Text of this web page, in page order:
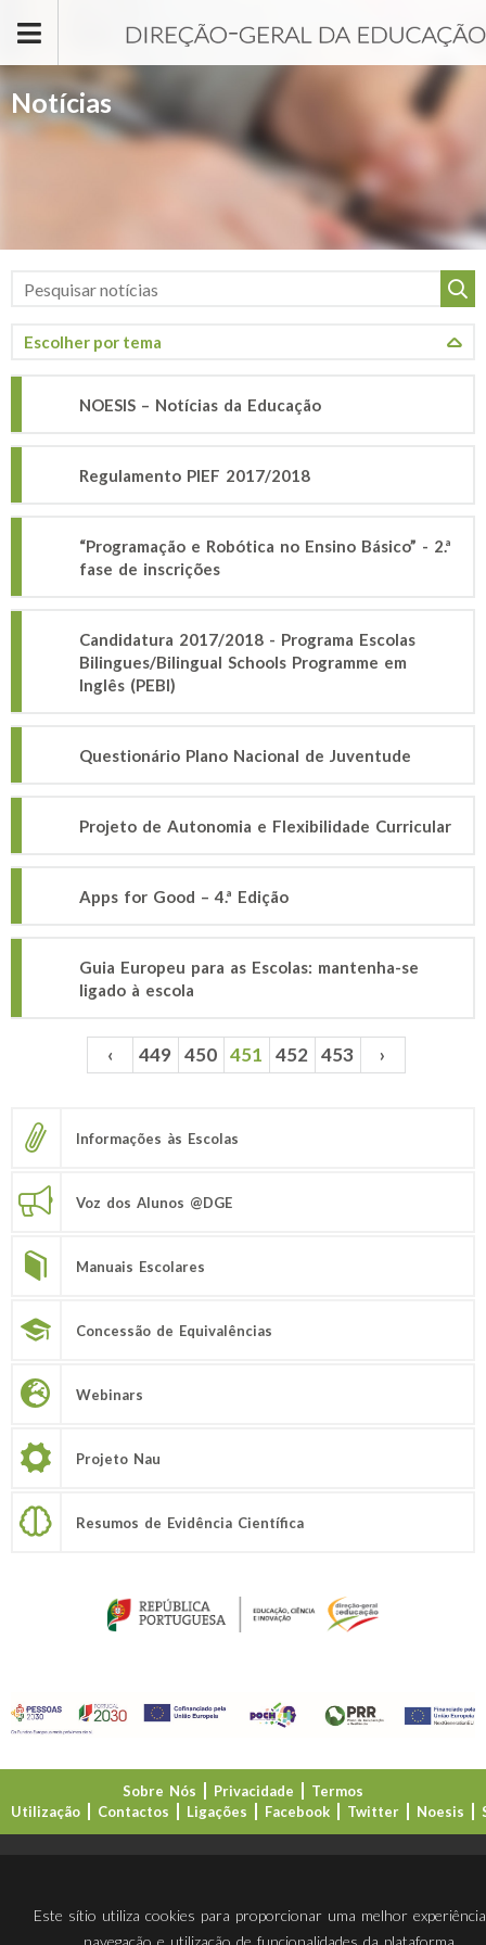
Notícias
NOESIS – Notícias da Educação
Regulamento PIEF 2017/2018
“Programação e Robótica no Ensino Básico” - 2.ª
fase de inscrições
Candidatura 2017/2018 - Programa Escolas
Bilingues/Bilingual Schools Programme em
Inglês (PEBI)
Questionário Plano Nacional de Juventude
Projeto de Autonomia e Flexibilidade Curricular
Apps for Good – 4.ª Edição
Guia Europeu para as Escolas: mantenha-se
ligado à escola
Páginas ‹ 449 450 451 452 453 ›
Informações às Escolas
Voz dos Alunos @DGE
Manuais Escolares
Concessão de Equivalências
Webinars
Projeto Nau
Resumos de Evidência Científica
Sobre Nós Privacidade
Termos
Utilização
Contactos Ligações Facebook Twitter Noesis
Este sítio utiliza cookies para proporcionar uma melhor
navegação e utilização de funcionalidades da plataforma.